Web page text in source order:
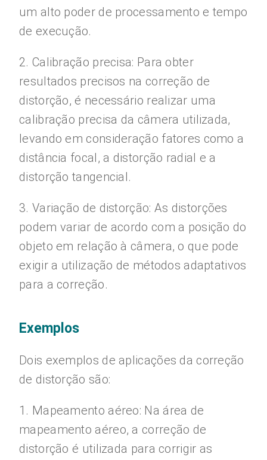
um alto poder de processamento e tempo
de execução.
2. Calibração precisa: Para obter
resultados precisos na correção de
distorção, é necessário realizar uma
calibração precisa da câmera utilizada,
levando em consideração fatores como a
distância focal, a distorção radial e a
distorção tangencial.
3. Variação de distorção: As distorções
podem variar de acordo com a posição do
objeto em relação à câmera, o que pode
exigir a utilização de métodos adaptativos
para a correção.
Exemplos
Dois exemplos de aplicações da correção
de distorção são:
1. Mapeamento aéreo: Na área de
mapeamento aéreo, a correção de
distorção é utilizada para corrigir as